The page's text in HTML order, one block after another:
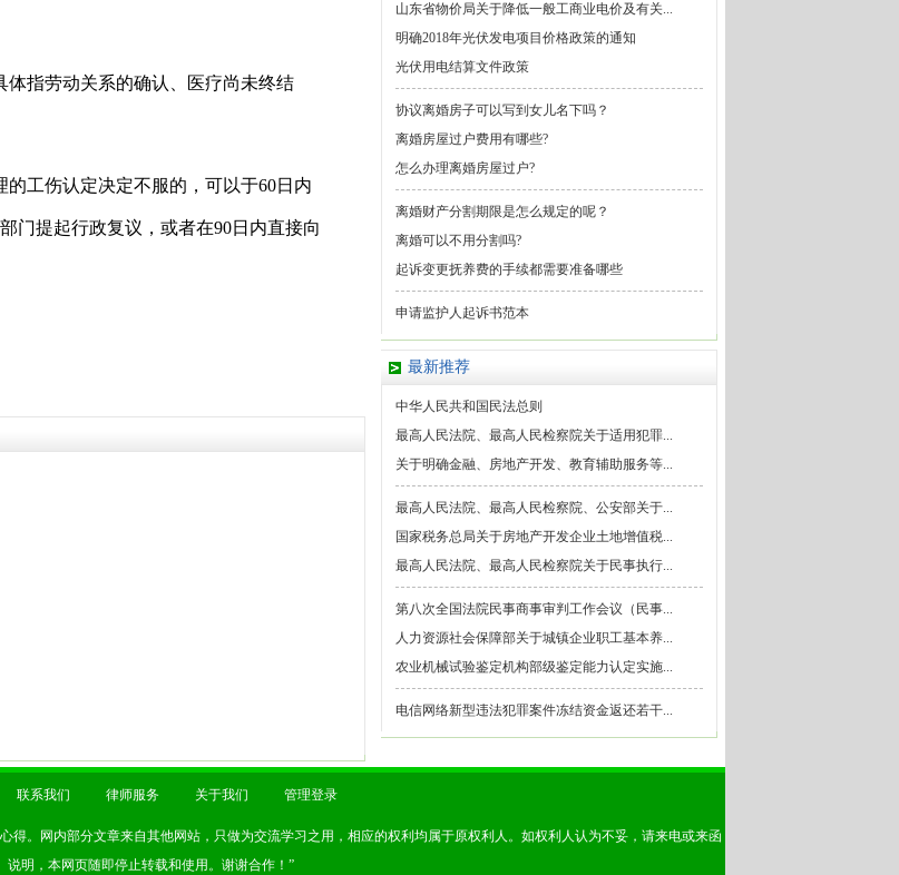
指劳动关系的确认、医疗尚未终结
工伤认定决定不服的，可以于60日内
门提起行政复议，或者在90日内直接向
山东省物价局关于降低一般工商业电价及有关...
明确2018年光伏发电项目价格政策的通知
光伏用电结算文件政策
协议离婚房子可以写到女儿名下吗？
离婚房屋过户费用有哪些?
怎么办理离婚房屋过户?
离婚财产分割期限是怎么规定的呢？
离婚可以不用分割吗?
起诉变更抚养费的手续都需要准备哪些
申请监护人起诉书范本
最新推荐
中华人民共和国民法总则
最高人民法院、最高人民检察院关于适用犯罪...
关于明确金融、房地产开发、教育辅助服务等...
最高人民法院、最高人民检察院、公安部关于...
国家税务总局关于房地产开发企业土地增值税...
最高人民法院、最高人民检察院关于民事执行...
第八次全国法院民事商事审判工作会议（民事...
人力资源社会保障部关于城镇企业职工基本养...
农业机械试验鉴定机构部级鉴定能力认定实施...
电信网络新型违法犯罪案件冻结资金返还若干...
联系我们 律师服务 关于我们 管理登录
得。网内部分文章来自其他网站，只做为交流学习之用，相应的权利均属于原权利人。如权利人认为不妥，请来电或来函
说明，本网页随即停止转载和使用。谢谢合作！”